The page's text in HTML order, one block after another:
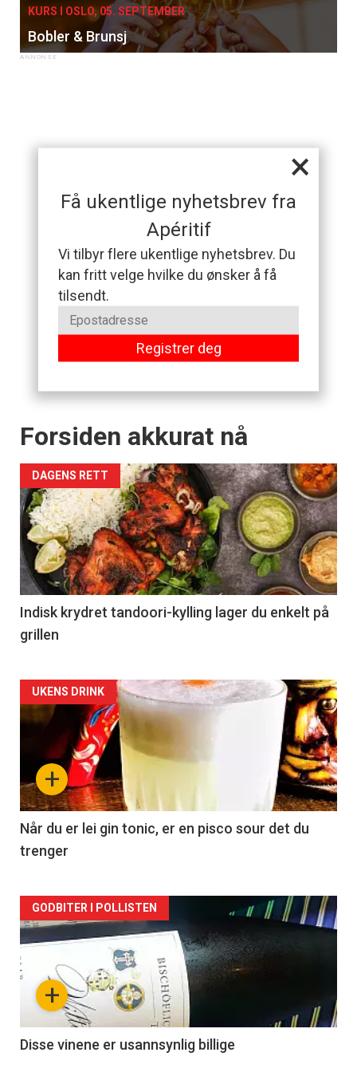
×
Få ukentlige nyhetsbrev fra
Apéritif
Vi tilbyr flere ukentlige nyhetsbrev. Du
kan fritt velge hvilke du ønsker å få
tilsendt.
Registrer deg
KURS I OSLO, 05. SEPTEMBER
Bobler & Brunsj
Forsiden akkurat nå
DAGENS RETT
Indisk krydret tandoori-kylling lager du enkelt på
grillen
Forsiden
akkurat
nå
-
2
+
UKENS DRINK
Når du er lei gin tonic, er en pisco sour det du
trenger
Forsiden
akkurat
nå
3
+
GODBITER I POLLISTEN
Disse vinene er usannsynlig billige